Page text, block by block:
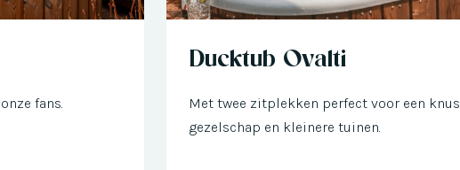
fans.
Ducktub Ovalti
Met twee zitplekken perfect voor een knus
gezelschap en kleinere tuinen.